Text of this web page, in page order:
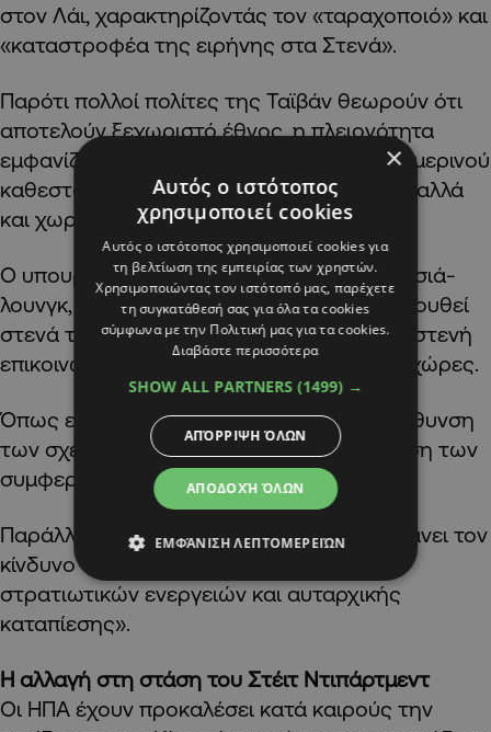
στον Λάι, χαρακτηρίζοντάς τον «ταραχοποιό» και
«καταστροφέα της ειρήνης στα Στενά».
Παρότι πολλοί πολίτες της Ταϊβάν θεωρούν ότι
αποτελούν ξεχωριστό έθνος, η πλειονότητα
εμφανίζεται υπέρ της διατήρησης του σημερινού
καθεστώτος, χωρίς επίσημη ανεξαρτησία αλλά
και χωρίς ένωση με την Κίνα.
Ο υπουργός Εξωτερικών της Ταϊβάν, Λιν Τσιά-
λουνγκ, δήλωσε ότι η κυβέρνηση παρακολουθεί
στενά τη σύνοδο ΗΠΑ-Κίνας και διατηρεί στενή
επικοινωνία με την Ουάσιγκτον και άλλες χώρες.
Όπως είπε, στόχος είναι «η σταθερή εμβάθυνση
των σχέσεων Ταϊβάν-ΗΠΑ και η διασφάλιση των
συμφερόντων της Ταϊβάν».
Παράλληλα, κατηγόρησε την Κίνα ότι αυξάνει τον
κίνδυνο στην περιοχή μέσω «επιθετικών
στρατιωτικών ενεργειών και αυταρχικής
καταπίεσης».
Η αλλαγή στη στάση του Στέιτ Ντιπάρτμεντ
Οι ΗΠΑ έχουν προκαλέσει κατά καιρούς την
×
Αυτός ο ιστότοπος
χρησιμοποιεί cookies
Αυτός ο ιστότοπος χρησιμοποιεί cookies για
τη βελτίωση της εμπειρίας των χρηστών.
Χρησιμοποιώντας τον ιστότοπό μας, παρέχετε
τη συγκατάθεσή σας για όλα τα cookies
σύμφωνα με την Πολιτική μας για τα cookies.
Διαβάστε περισσότερα
SHOW ALL PARTNERS (1499) →
ΑΠΟΔΟΧΉ ΌΛΩΝ
ΑΠΌΡΡΙΨΗ ΌΛΩΝ
ΕΜΦΆΝΙΣΗ ΛΕΠΤΟΜΕΡΕΙΏΝ